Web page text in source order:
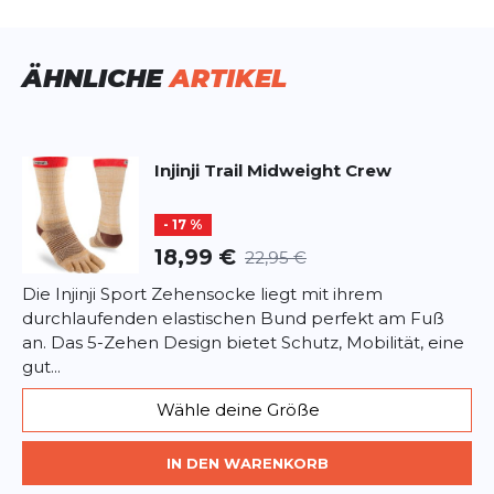
Vorname
Rezension
Rezension
Pflichtfelder
BEWERTUNG HINZUFÜGEN
Dieses Formular ist durch reCAPTCHA geschützt – es gelten die
Datenschutzbestimmungen undNutzungsbedingungen
Google.
ÄHNLICHEARTIKEL
Injinji Trail Midweight Crew
- 17 %
18,99 € 22,95 €
Die Injinji Sport Zehensocke liegt mit ihrem
durchlaufenden elastischen Bund perfekt am Fuß
an. Das 5-Zehen Design bietet Schutz, Mobilität, eine
gut...
Wähle deine Größe
IN DEN WARENKORB